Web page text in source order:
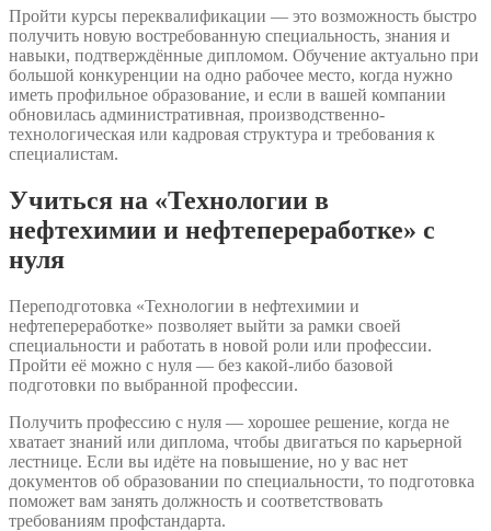
Пройти курсы переквалификации — это возможность быстро
получить новую востребованную специальность, знания и
навыки, подтверждённые дипломом. Обучение актуально при
большой конкуренции на одно рабочее место, когда нужно
иметь профильное образование, и если в вашей компании
обновилась административная, производственно-
технологическая или кадровая структура и требования к
специалистам.
Учиться на «Технологии в
нефтехимии и нефтепереработке» с
нуля
Переподготовка «Технологии в нефтехимии и
нефтепереработке» позволяет выйти за рамки своей
специальности и работать в новой роли или профессии.
Пройти её можно с нуля — без какой-либо базовой
подготовки по выбранной профессии.
Получить профессию с нуля — хорошее решение, когда не
хватает знаний или диплома, чтобы двигаться по карьерной
лестнице. Если вы идёте на повышение, но у вас нет
документов об образовании по специальности, то подготовка
поможет вам занять должность и соответствовать
требованиям профстандарта.